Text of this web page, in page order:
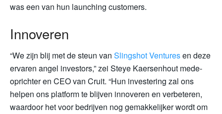
was een van hun launching customers.
Innoveren
“We zijn blij met de steun van Slingshot Venturesen deze
ervaren angel investors,” zei Steye Kaersenhout mede-
oprichter en CEO van Cruit. “Hun investering zal ons
helpen ons platform te blijven innoveren en verbeteren,
waardoor het voor bedrijven nog gemakkelijker wordt om